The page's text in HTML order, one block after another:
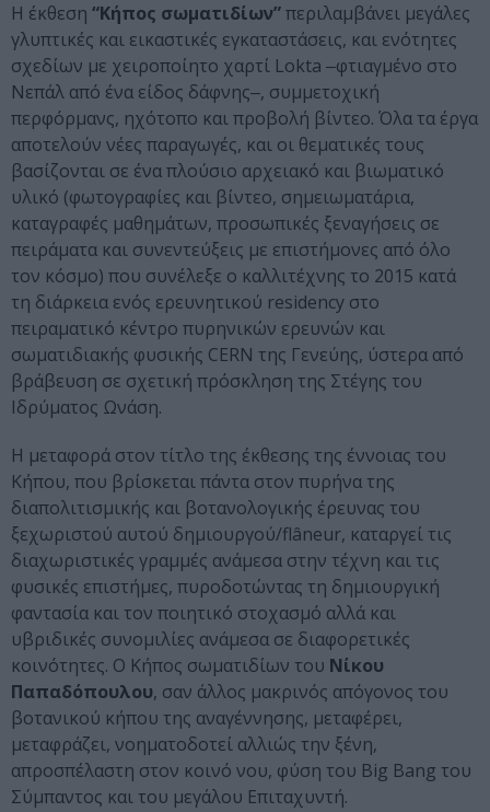
Η έκθεση “Κήπος σωματιδίων”περιλαμβάνει μεγάλες
γλυπτικές και εικαστικές εγκαταστάσεις, και ενότητες
σχεδίων με χειροποίητο χαρτί Lokta ‒φτιαγμένο στο
Νεπάλ από ένα είδος δάφνης‒, συμμετοχική
περφόρμανς, ηχότοπο και προβολή βίντεο. Όλα τα έργα
αποτελούν νέες παραγωγές, και οι θεματικές τους
βασίζονται σε ένα πλούσιο αρχειακό και βιωματικό
υλικό (φωτογραφίες και βίντεο, σημειωματάρια,
καταγραφές μαθημάτων, προσωπικές ξεναγήσεις σε
πειράματα και συνεντεύξεις με επιστήμονες από όλο
τον κόσμο) που συνέλεξε ο καλλιτέχνης το 2015 κατά
τη διάρκεια ενός ερευνητικού residency στο
πειραματικό κέντρο πυρηνικών ερευνών και
σωματιδιακής φυσικής CERN της Γενεύης, ύστερα από
βράβευση σε σχετική πρόσκληση της Στέγης του
Ιδρύματος Ωνάση.
Η μεταφορά στον τίτλο της έκθεσης της έννοιας του
Κήπου, που βρίσκεται πάντα στον πυρήνα της
διαπολιτισμικής και βοτανολογικής έρευνας του
ξεχωριστού αυτού δημιουργού/flâneur, καταργεί τις
διαχωριστικές γραμμές ανάμεσα στην τέχνη και τις
φυσικές επιστήμες, πυροδοτώντας τη δημιουργική
φαντασία και τον ποιητικό στοχασμό αλλά και
υβριδικές συνομιλίες ανάμεσα σε διαφορετικές
κοινότητες. Ο Κήπος σωματιδίων του Νίκου
Παπαδόπουλου, σαν άλλος μακρινός απόγονος του
βοτανικού κήπου της αναγέννησης, μεταφέρει,
μεταφράζει, νοηματοδοτεί αλλιώς την ξένη,
απροσπέλαστη στον κοινό νου, φύση του Big Bang του
Σύμπαντος και του μεγάλου Επιταχυντή.